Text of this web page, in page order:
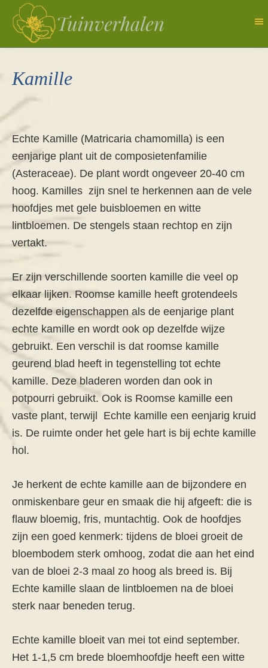
Door
naar
inhoud
Tuinverhalen
van
een
natuurlijk
Kamille
Echte Kamille (Matricaria chamomilla) is een
eenjarige plant uit de composietenfamilie
(Asteraceae). De plant wordt ongeveer 20-40 cm
hoog. Kamilles zijn snel te herkennen aan de vele
hoofdjes met gele buisbloemen en witte
lintbloemen. De stengels staan rechtop en zijn
vertakt.
Er zijn verschillende soorten kamille die veel op
elkaar lijken. Roomse kamille heeft grotendeels
dezelfde eigenschappen als de eenjarige plant
echte kamille en wordt ook op dezelfde wijze
gebruikt. Een verschil is dat roomse kamille
geurend blad heeft in tegenstelling tot echte
kamille. Deze bladeren worden dan ook in
potpourri gebruikt. Ook is Roomse kamille een
vaste plant, terwijl Echte kamille een eenjarig kruid
is. De ruimte onder het gele hart is bij echte kamille
hol.
Je herkent de echte kamille aan de bijzondere en
onmiskenbare geur en smaak die hij afgeeft: die is
flauw bloemig, fris, muntachtig. Ook de hoofdjes
zijn een goed kenmerk: tijdens de bloei groeit de
bloembodem sterk omhoog, zodat die aan het eind
van de bloei 2-3 maal zo hoog als breed is. Bij
Echte kamille slaan de lintbloemen na de bloei
sterk naar beneden terug.
Echte kamille bloeit van mei tot eind september.
Het 1-1,5 cm brede bloemhoofdje heeft een witte